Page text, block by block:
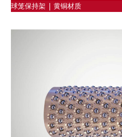
球笼保持架 | 黄铜材质